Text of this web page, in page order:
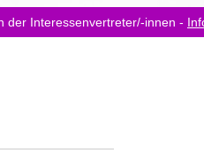
der Interessenvertreter/-innen -